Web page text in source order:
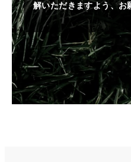
解いただきますよう、お